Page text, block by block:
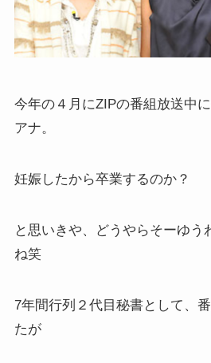
今年の４月にZIPの番組放送中
アナ。
妊娠したから卒業するのか？
と思いきや、どうやらそーゆう
ね笑
7年間行列２代目秘書として、
たが